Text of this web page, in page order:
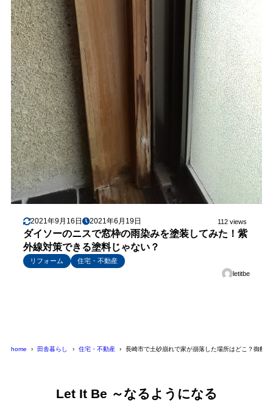
2021年9月16日 2021年6月19日 112 views
ダイソーのニスで窓枠の雨染みを塗装してみた！紫
外線対策できる塗料じゃない？
リフォーム
住宅・不動産
letitbe
home 田舎暮らし 住宅・不動産 長崎市で土砂崩れで家が崩落した場所はどこ？御船
Let It Be ～なるようになる